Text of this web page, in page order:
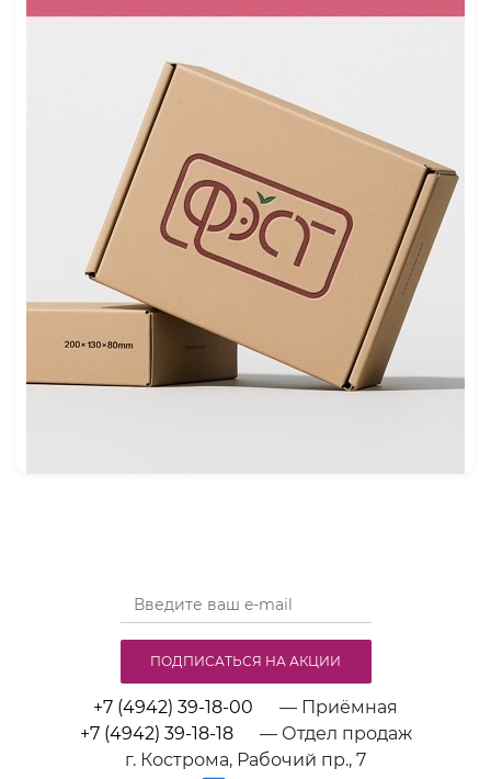
+7 (4942) 39-18-00
— Приёмная
+7 (4942) 39-18-18
— Отдел продаж
г. Кострома, Рабочий пр., 7
ПОДПИСАТЬСЯ НА АКЦИИ